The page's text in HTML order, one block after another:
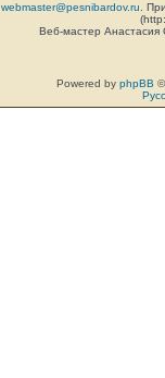
webmaster@pesnibardov.ru .
Веб-мастер
Powered by phpBB